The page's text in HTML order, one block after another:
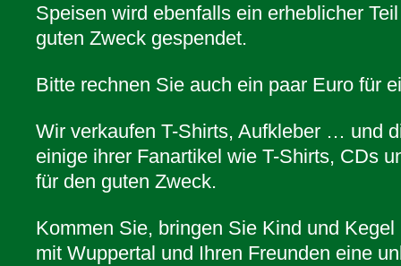
Speisen wird ebenfalls ein erheblicher
guten Zweck gespendet.
Bitte rechnen Sie auch ein paar Euro für
Wir verkaufen T-Shirts, Aufkleber … und
einige ihrer Fanartikel wie T-Shirts, CDs
für den guten Zweck.
Kommen Sie, bringen Sie Kind und
mit Wuppertal und Ihren Freunden eine